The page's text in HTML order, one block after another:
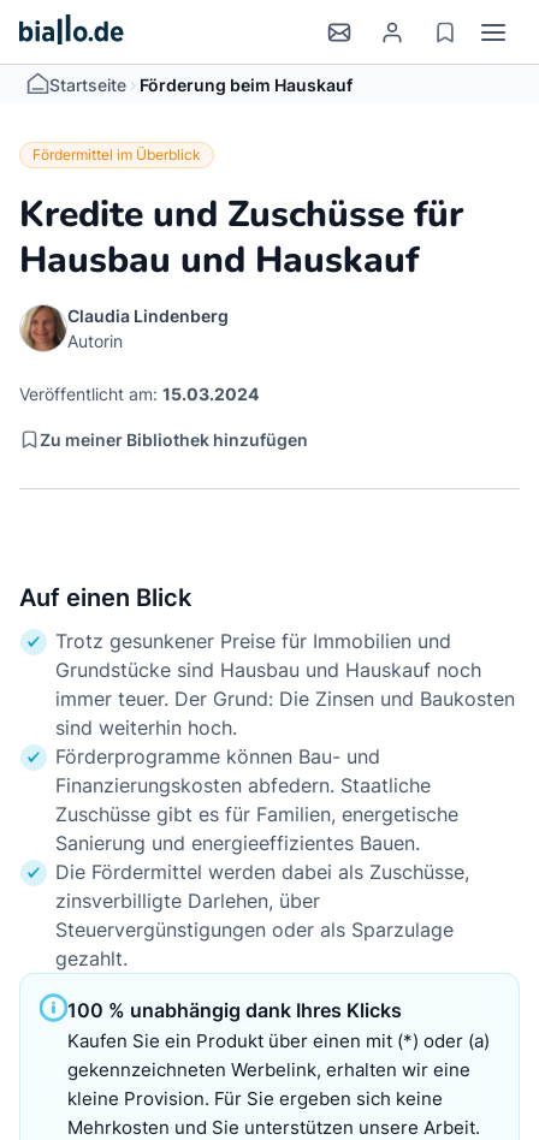
Startseite > Förderung beim Hauskauf
Fördermittel im Überblick
Kredite und Zuschüsse für
Hausbau und Hauskauf
Claudia Lindenberg
Autorin
Veröffentlicht am: 15.03.2024
Zu meiner Bibliothek hinzufügen
Auf einen Blick
Trotz gesunkener Preise für Immobilien und
Grundstücke sind Hausbau und Hauskauf noch
immer teuer. Der Grund: Die Zinsen und Baukosten
sind weiterhin hoch.
Förderprogramme können Bau- und
Finanzierungskosten abfedern. Staatliche
Zuschüsse gibt es für Familien, energetische
Sanierung und energieeffizientes Bauen.
Die Fördermittel werden dabei als Zuschüsse,
zinsverbilligte Darlehen, über
Steuervergünstigungen oder als Sparzulage
gezahlt.
100 % unabhängig dank Ihres Klicks
Kaufen Sie ein Produkt über einen mit (*) oder (a)
gekennzeichneten Werbelink, erhalten wir eine
kleine Provision. Für Sie ergeben sich keine
Mehrkosten und Sie unterstützen unsere Arbeit.